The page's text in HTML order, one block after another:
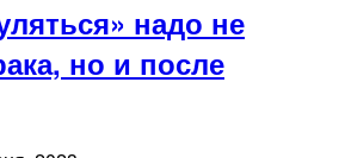
надо не
но и после